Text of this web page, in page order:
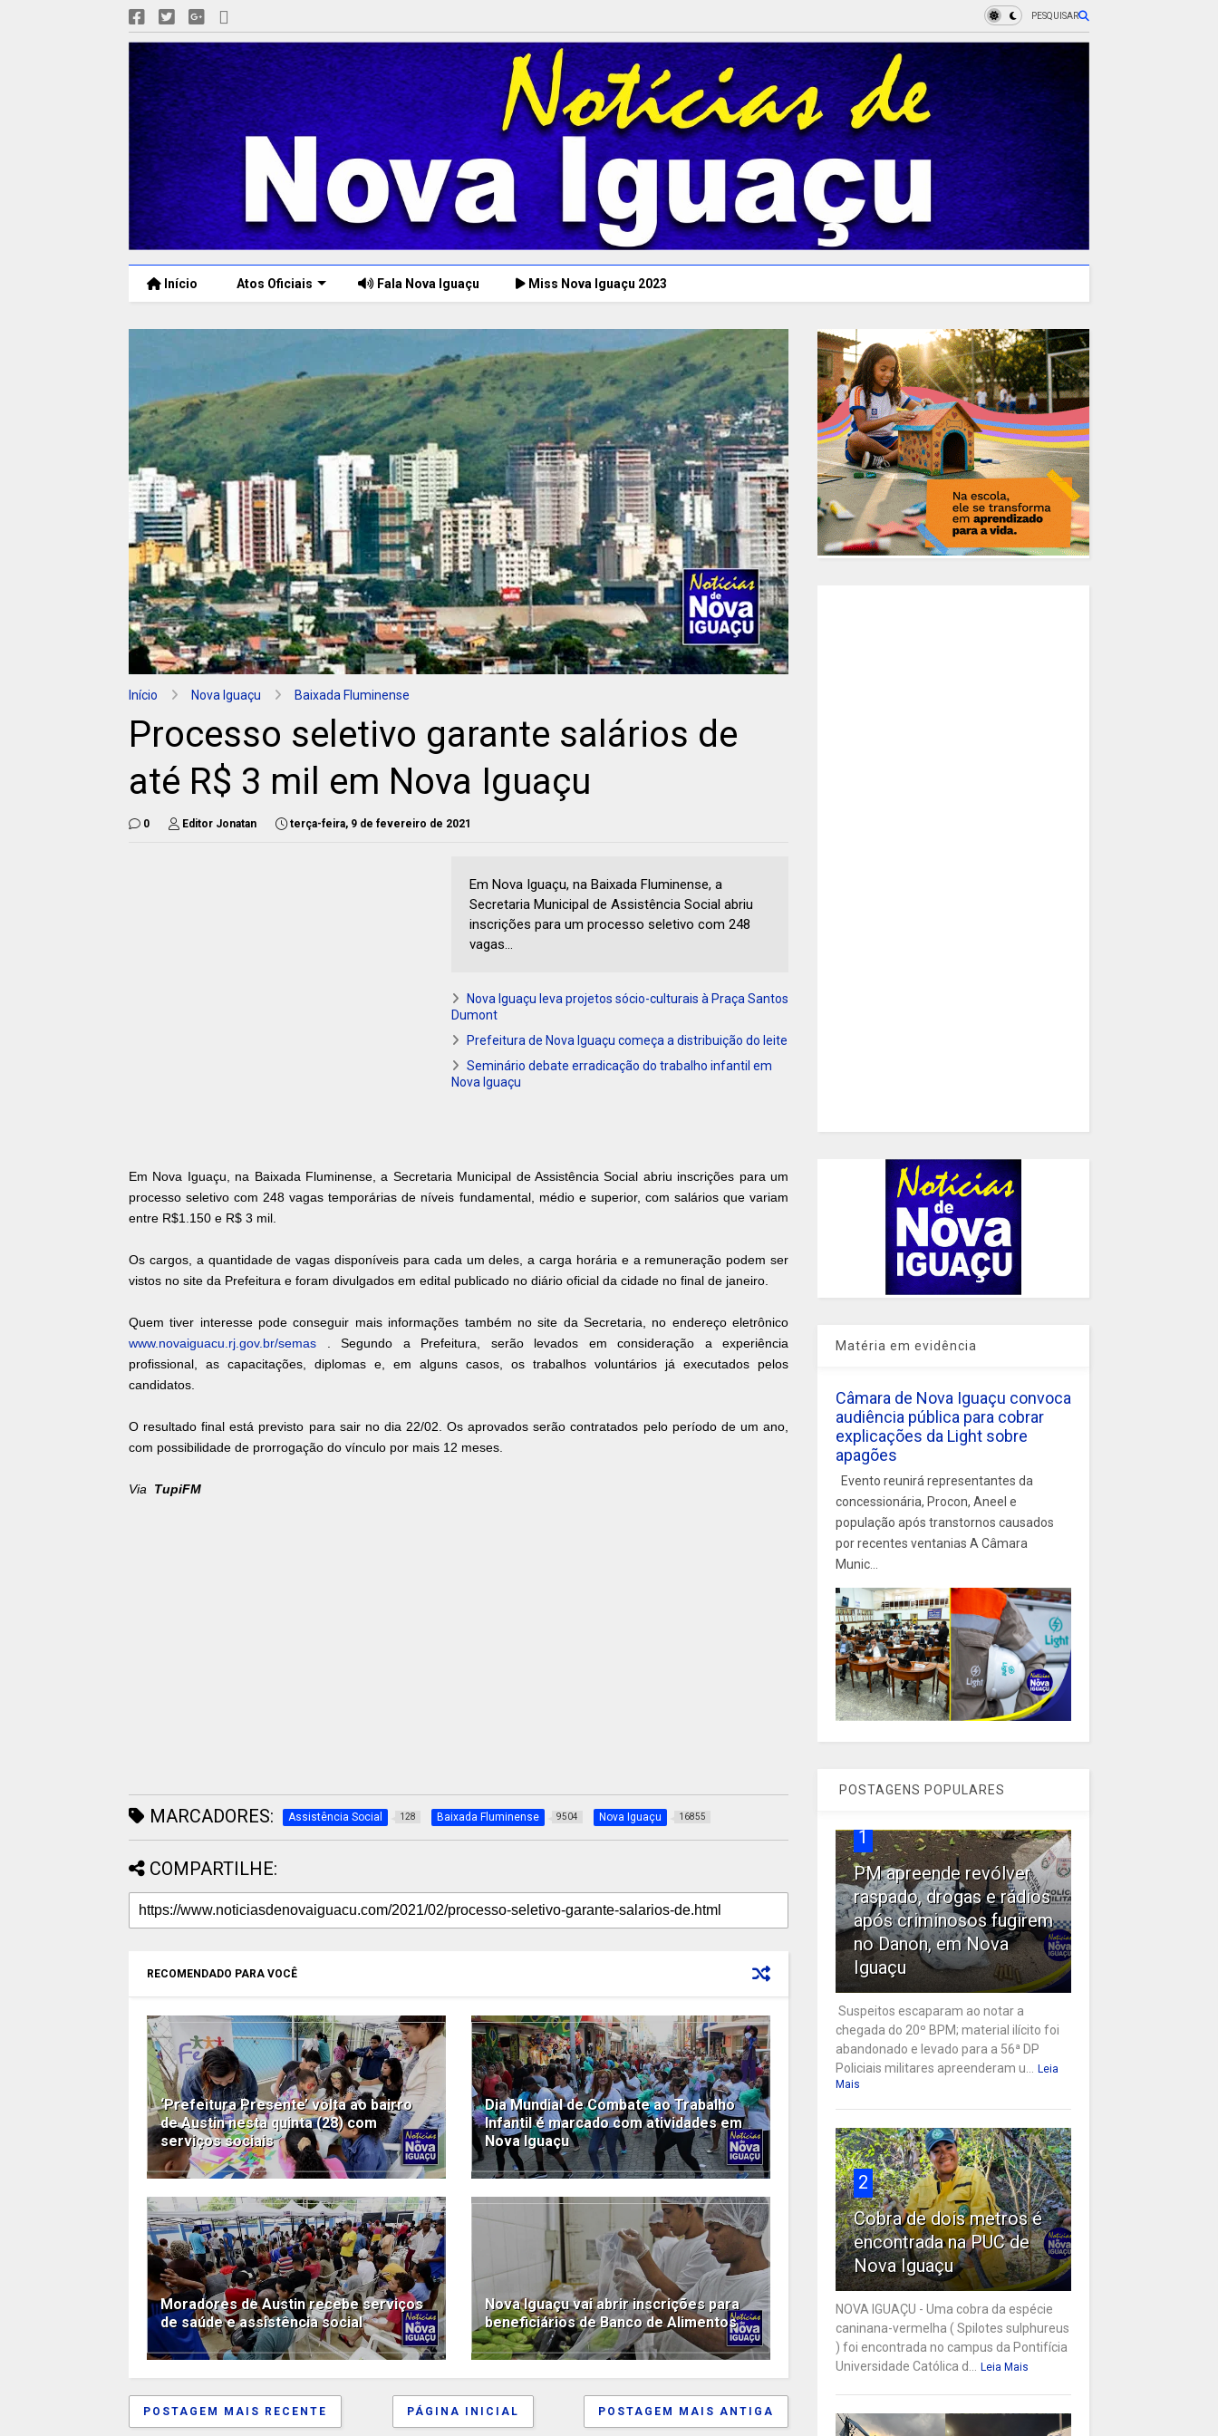
PESQUISAR
Início Atos Oficiais Fala Nova Iguaçu Miss Nova Iguaçu 2023
Início Nova Iguaçu Baixada Fluminense
Processo seletivo garante salários de
até R$ 3 mil em Nova Iguaçu
0 Editor Jonatan terça-feira, 9 de fevereiro de 2021
Em Nova Iguaçu, na Baixada Fluminense, a
Secretaria Municipal de Assistência Social abriu
inscrições para um processo seletivo com 248
vagas...
Nova Iguaçu leva projetos sócio-culturais à Praça Santos
Dumont
Prefeitura de Nova Iguaçu começa a distribuição do leite
Seminário debate erradicação do trabalho infantil em
Nova Iguaçu
Em Nova Iguaçu, na Baixada Fluminense, a Secretaria Municipal de Assistência Social abriu inscrições para um
processo seletivo com 248 vagas temporárias de níveis fundamental, médio e superior, com salários que variam
entre R$1.150 e R$ 3 mil.
Os cargos, a quantidade de vagas disponíveis para cada um deles, a carga horária e a remuneração podem ser
vistos no site da Prefeitura e foram divulgados em edital publicado no diário oficial da cidade no final de janeiro.
Quem tiver interesse pode conseguir mais informações também no site da Secretaria, no endereço eletrônico
www.novaiguacu.rj.gov.br/semas . Segundo a Prefeitura, serão levados em consideração a experiência
profissional, as capacitações, diplomas e, em alguns casos, os trabalhos voluntários já executados pelos
candidatos.
O resultado final está previsto para sair no dia 22/02. Os aprovados serão contratados pelo período de um ano,
com possibilidade de prorrogação do vínculo por mais 12 meses.
Via TupiFM
MARCADORES: Assistência Social 128 Baixada Fluminense 9504 Nova Iguaçu 16855
COMPARTILHE:
RECOMENDADO PARA VOCÊ
‘Prefeitura Presente’ volta ao bairro
de Austin nesta quinta (28) com
serviços sociais
Dia Mundial de Combate ao Trabalho
Infantil é marcado com atividades em
Nova Iguaçu
Moradores de Austin recebe serviços
de saúde e assistência social
Nova Iguaçu vai abrir inscrições para
beneficiários de Banco de Alimentos
POSTAGEM MAIS RECENTE POSTAGEM MAIS ANTIGA
PÁGINA INICIAL
Matéria em evidência
Câmara de Nova Iguaçu convoca
audiência pública para cobrar
explicações da Light sobre
apagões
Evento reunirá representantes da
concessionária, Procon, Aneel e
população após transtornos causados
por recentes ventanias A Câmara
Munic...
POSTAGENS POPULARES
1
PM apreende revólver
raspado, drogas e rádios
após criminosos fugirem
no Danon, em Nova
Iguaçu
Suspeitos escaparam ao notar a
chegada do 20º BPM; material ilícito foi
abandonado e levado para a 56ª DP
Policiais militares apreenderam u...
Leia
Mais
2
Cobra de dois metros é
encontrada na PUC de
Nova Iguaçu
NOVA IGUAÇU - Uma cobra da espécie
caninana-vermelha ( Spilotes sulphureus
) foi encontrada no campus da Pontifícia
Universidade Católica d...
Leia Mais